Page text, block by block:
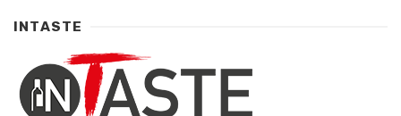
INTASTE